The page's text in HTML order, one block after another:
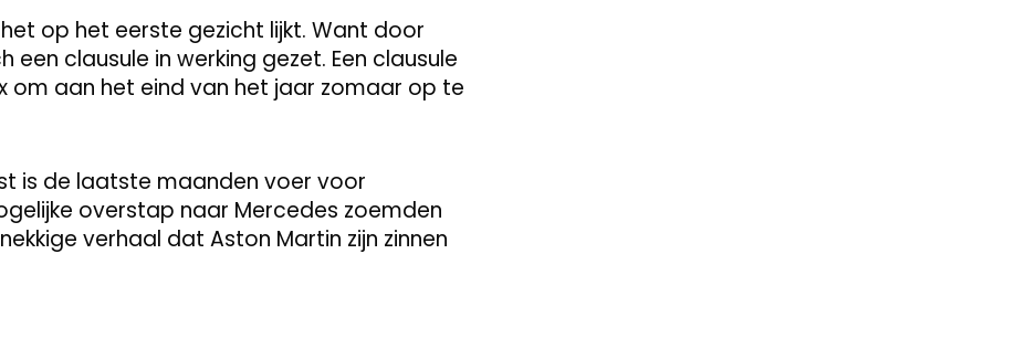
op het eerste gezicht lijkt. Want door
clausule in werking gezet. Een clausule
om aan het eind van het jaar zomaar op te
is de laatste maanden voer voor
overstap naar Mercedes zoemden
verhaal dat Aston Martin zijn zinnen